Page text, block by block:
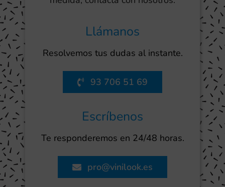
Llámanos
Resolvemos tus dudas al instante.
93 706 51 69
Escríbenos
Te responderemos en 24/48 horas.
pro@vinilook.es